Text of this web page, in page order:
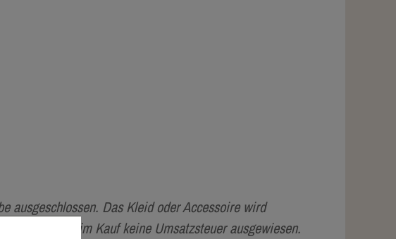
ausgeschlossen. Das Kleid oder Accessoire wird
wird beim Kauf keine Umsatzsteuer ausgewiesen.